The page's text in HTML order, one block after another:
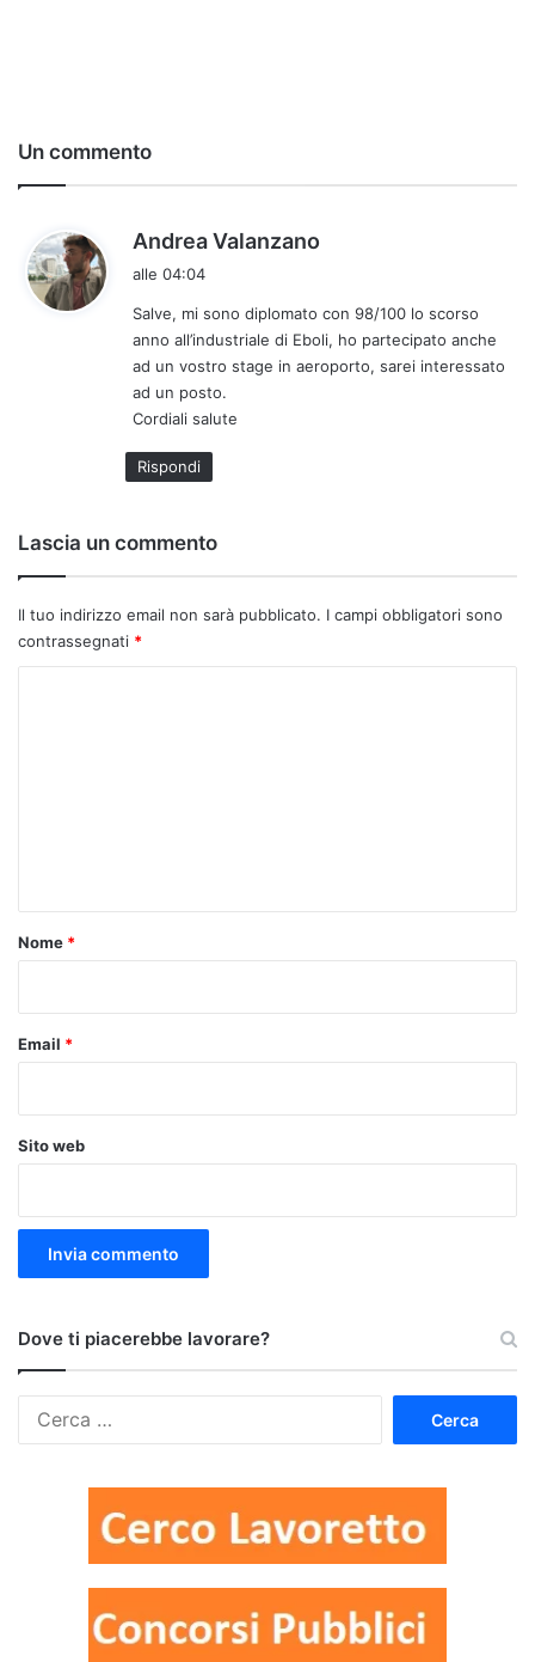
Un commento
Andrea Valanzano
e
t
t
alle 04:04
Salve, mi sono diplomato con 98/100 lo scorso
anno all’industriale di Eboli, ho partecipato anche
ad un vostro stage in aeroporto, sarei interessato
ad un posto.
Cordiali salute
Rispondi
Lascia un commento
Il tuo indirizzo email non sarà pubblicato. I campi obbligatori sono
contrassegnati *
o
Nome *
Email *
Sito web
Dove ti piacerebbe lavorare?